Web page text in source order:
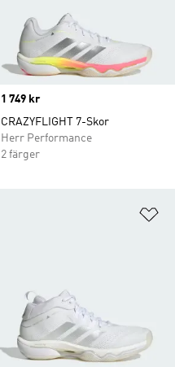
Price
1 749 kr
CRAZYFLIGHT 7-Skor
Herr Performance
2 färger